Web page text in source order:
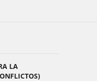
LA